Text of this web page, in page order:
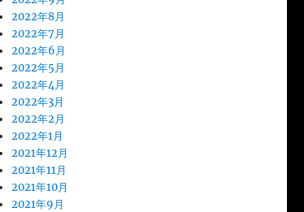
2022年8月
2022年7月
2022年6月
2022年5月
2022年4月
2022年3月
2022年2月
2022年1月
2021年12月
2021年11月
2021年10月
2021年9月